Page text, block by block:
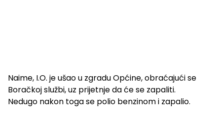
Naime, I.O. je ušao u zgradu Općine, obraćajući se
Boračkoj službi, uz prijetnje da će se zapaliti.
Nedugo nakon toga se polio benzinom i zapalio.